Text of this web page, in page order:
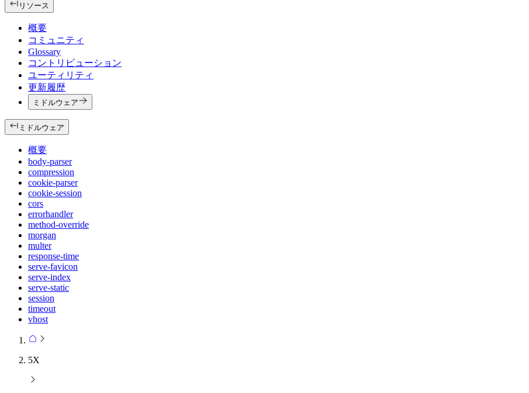
リソース
概要
コミュニティ
Glossary
コントリビューション
ユーティリティ
更新履歴
ミドルウェア
ミドルウェア
概要
body-parser
compression
cookie-parser
cookie-session
cors
errorhandler
method-override
morgan
multer
response-time
serve-favicon
serve-index
serve-static
session
timeout
vhost
5X